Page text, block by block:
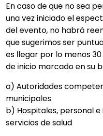
En caso de que no sea
una vez iniciado el
del evento, no habrá
que sugerimos ser
es llegar por lo menos
de inicio marcado en su
a) Autoridades
municipales
b) Hospitales, personal
servicios de salud